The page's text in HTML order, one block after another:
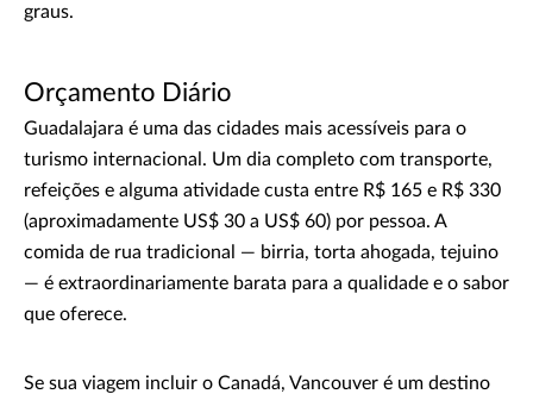
graus.
Orçamento Diário
Guadalajara é uma das cidades mais acessíveis para o
turismo internacional. Um dia completo com transporte,
refeições e alguma atividade custa entre R$ 165 e R$ 330
(aproximadamente US$ 30 a US$ 60) por pessoa. A
comida de rua tradicional — birria, torta ahogada, tejuino
— é extraordinariamente barata para a qualidade e o sabor
que oferece.
Se sua viagem incluir o Canadá, Vancouver é um destino